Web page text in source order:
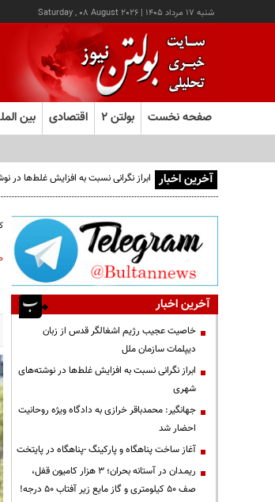
شنبه ۱۷ مرداد ۱۴۰۵ |
Saturday , 08 August 2026
صفحه نخست بولتن ۲ اقتصادی بین
آخرین اخبار ابراز نگرانی نسبت به افزایش غلط‌ها در
آخرین اخبار
خاصیت عجیب رژیم اشغالگر قدس از زبان
دیپلمات سازمان ملل
ابراز نگرانی نسبت به افزایش غلط‌ها در نوشته‌های
شهری
جهانگیر: محمدباقر خرازی به دادگاه ویژه روحانیت
احضار شد
آغاز ساخت پناهگاه و پارکینگ -پناهگاه در پایتخت
ریمـدان در آستانه بحران؛ ۳ هزار کامیون قفل،
صف ۵۰ کیلومتری و گاز مایع زیر آفتاب ۵۰ درجه!